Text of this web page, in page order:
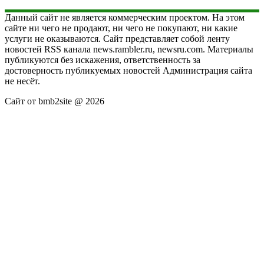
Данный сайт не является коммерческим проектом. На этом
сайте ни чего не продают, ни чего не покупают, ни какие
услуги не оказываются. Сайт представляет собой ленту
новостей RSS канала news.rambler.ru, newsru.com. Материалы
публикуются без искажения, ответственность за
достоверность публикуемых новостей Администрация сайта
не несёт.
Сайт от bmb2site @ 2026